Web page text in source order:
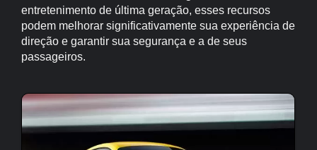
entretenimento de última geração, esses recursos
podem melhorar significativamente sua experiência de
direção e garantir sua segurança e a de seus
passageiros.